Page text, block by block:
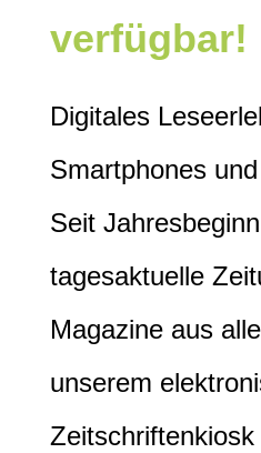
verfügbar!
Digitales
Smartphones
Seit
tagesaktuelle
Magazine aus
unserem